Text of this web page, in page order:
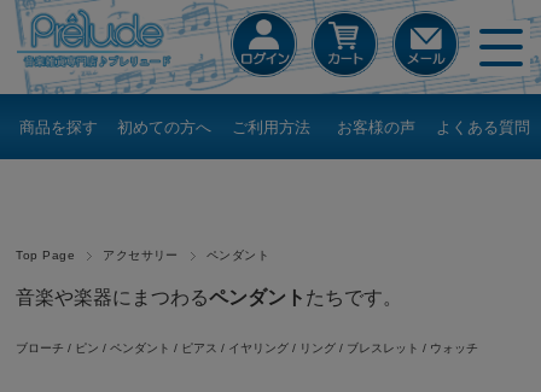
商品を探す 初めての方へ ご利用方法 お客様の声 よくある質問
Top Page アクセサリー ペンダント
音楽や楽器にまつわるペンダント たちです。
ブローチ / ピン /ペンダント / ピアス / イヤリング / リング / ブレスレット / ウォッチ